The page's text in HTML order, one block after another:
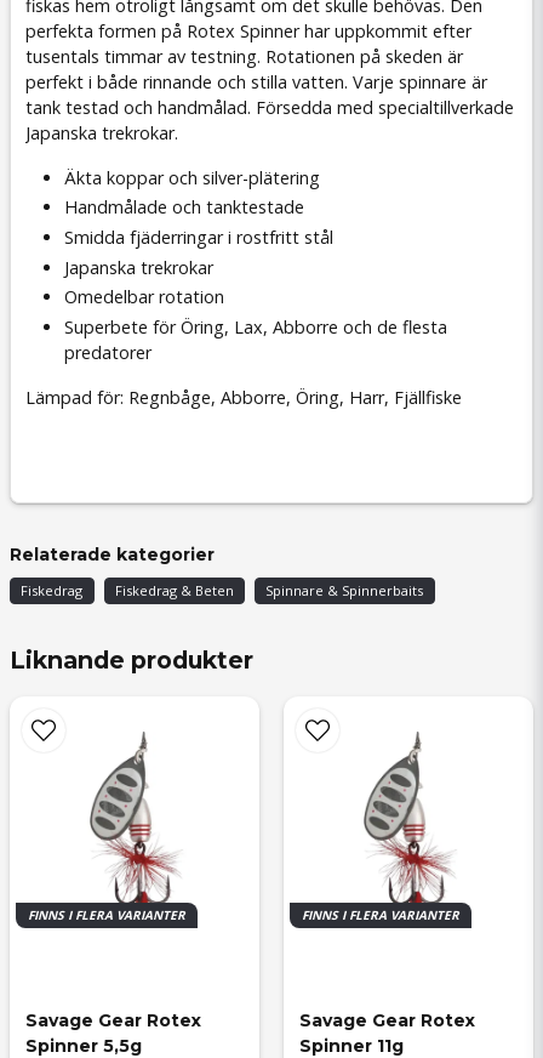
fiskas hem otroligt långsamt om det skulle behövas. Den
perfekta formen på Rotex Spinner har uppkommit efter
tusentals timmar av testning. Rotationen på skeden är
perfekt i både rinnande och stilla vatten. Varje spinnare är
tank testad och handmålad. Försedda med specialtillverkade
Japanska trekrokar.
Äkta koppar och silver-plätering
Handmålade och tanktestade
Smidda fjäderringar i rostfritt stål
Japanska trekrokar
Omedelbar rotation
Superbete för Öring, Lax, Abborre och de flesta
predatorer
Lämpad för: Regnbåge, Abborre, Öring, Harr, Fjällfiske
Relaterade kategorier
Fiskedrag Fiskedrag & Beten Spinnare & Spinnerbaits
Liknande produkter
FINNS I FLERA VARIANTER
Savage Gear Rotex
Spinner 5,5g
FINNS I FLERA VARIANTER
Savage Gear Rotex
Spinner 11g